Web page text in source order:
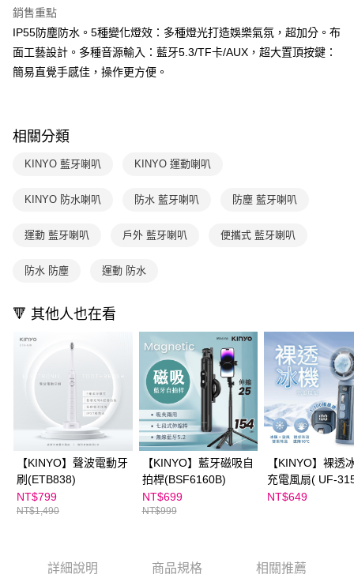
消。如遇「轉專審核」未通過狀況，表示未達大哥付你分期系統評分，恕無
法說明評估內容。
1.分期款項不併入電信帳單，「大哥付你分期」於每月結算日後寄送繳費提
醒簡訊。
【注意事項】
1.本服務係由「台灣大哥大股份有限公司」（以下簡稱本公司）所提供，讓
用戶於交易時，得透過本服務購買商品或服務，並由商店將買賣／分期付款
買賣價金債權讓與本公司後，依約使用本公司帳單繳交帳款。
資料（包含姓名、電話或地址）提供予台灣大哥大進項蒐集、處理及利用，
3.完整用戶服務條款，請詳閱以下連結：
https://oppay.tw/userRule
１．簡單：不需註冊會員、不需綁卡、不需儲值。
２．便利：只要手機號碼，簡訊認證，即可結帳。
３．安心：先確認商品／服務後，再付款。
１．於結帳方式選擇「AFTEE先享後付」後，將跳轉至「AFTEE先享後付」
ATM／網路銀行／等多元方式進行付款，方視為交易完成。
購買商品的店家。未經商家同意取消之訂單仍視為有效，需透過AFTEE先享
※ 交易是否成功請以「AFTEE先享後付 」之結帳頁面顯示為準，若有關於
是否繳費成功／繳費後需取消欲退款等相關疑問，請聯繫「AFTEE先享後付
１．透過由恩沛科技股份有限公司提供之「AFTEE先享後付」服務完成之交
易，需依本服務之必要範圍內提供個人資料，並將交易相關給付款項請求債
２．關於個人資料處理事宜，請瀏覽以下網址：
https://aftee.tw/terms/#terms3
３．未成年的使用者請事先徵得法定代理人或監護人之同意方可使用
「AFTEE先享後付」，若未經同意申辦者引起之損失，本公司不負相關責
４．使用「AFTEE先享後付」時，將依據個別帳號之用戶狀況，依本公司即
時審查核予不同之上限額度；若仍有額度不足之情形，本公司將視審查結果
請求用戶進行身份認證。
５．嚴禁一人註冊多個帳號或使用他人資訊註冊。若發現惡意使用之情形，
恩沛科技股份有限公司將有權停止該用戶之使用額度並採取法律行動。
運送方式
國內宅配/郵寄 (不適用離島、海外及郵局i郵箱)
每筆NT$70，滿NT$800(含以上)免運費
銷售重點
IP55防塵防水。5種變化燈效：多種燈光打造娛樂氣氛，超加分。布
面工藝設計。多種音源輸入：藍牙5.3/TF卡/AUX，超大置頂按鍵：
簡易直覺手感佳，操作更方便。
相關分類
KINYO 藍牙喇叭 KINYO 運動喇叭
KINYO 防水喇叭 防水 藍牙喇叭 防塵 藍牙喇叭
運動 藍牙喇叭 戶外 藍牙喇叭 便攜式 藍牙喇叭
防水 防塵 運動 防水
🔻 其他人也在看
【KINYO】聲波電動牙
刷(ETB838)
NT$799
NT$1,490
【KINYO】藍牙磁吸自
拍桿(BSF6160B)
NT$699
NT$999
【KINYO】裸透
充電風扇( UF-
)NT$649
詳細說明 商品規格 相關推薦